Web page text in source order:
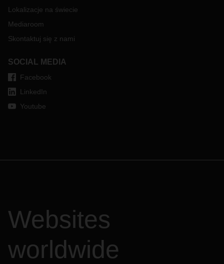
Lokalizacje na świecie
Mediaroom
Skontaktuj się z nami
SOCIAL MEDIA
Facebook
LinkedIn
Youtube
Websites
worldwide